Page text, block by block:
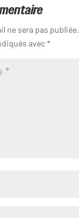
ne sera pas publiée.
avec*